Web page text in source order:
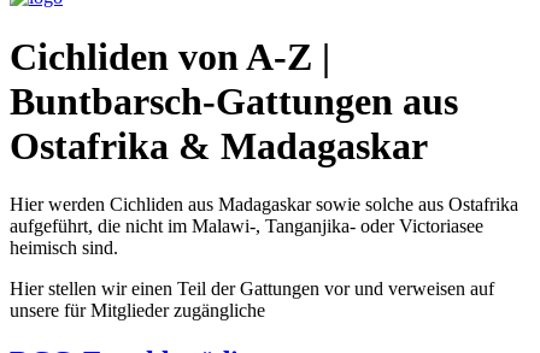
Cichliden von A-Z |
Buntbarsch-Gattungen aus
Ostafrika & Madagaskar
Hier werden Cichliden aus Madagaskar sowie solche aus Ostafrika
aufgeführt, die nicht im Malawi-, Tanganjika- oder Victoriasee
heimisch sind.
Hier stellen wir einen Teil der Gattungen vor und verweisen auf
unsere für Mitglieder zugängliche